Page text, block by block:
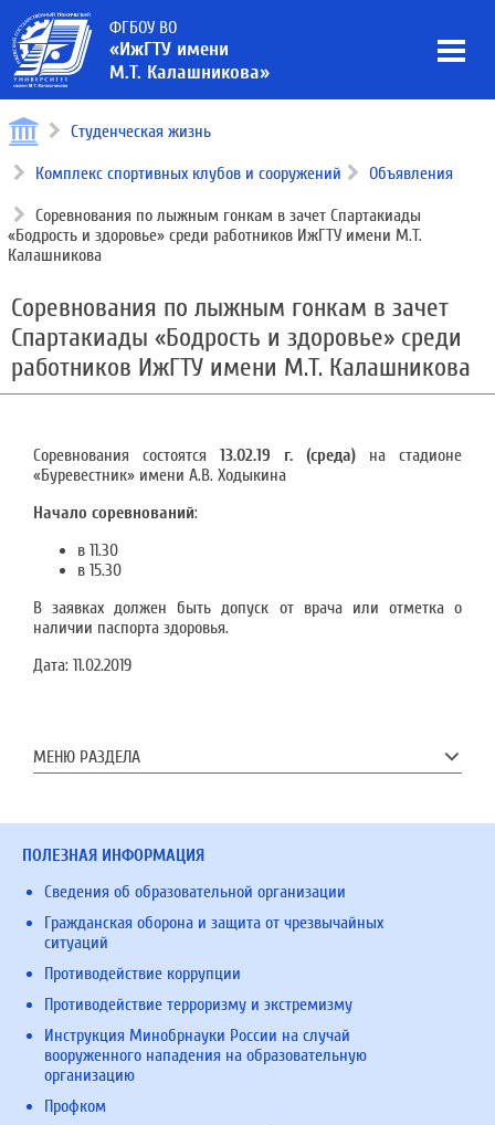
ФГБОУ ВО
«ИжГТУ имени
М.Т. Калашникова»
Студенческая жизнь
Комплекс спортивных клубов и сооружений Объявления
Соревнования по лыжным гонкам в зачет Спартакиады
«Бодрость и здоровье» среди работников ИжГТУ имени М.Т.
Калашникова
Соревнования по лыжным гонкам в зачет
Спартакиады «Бодрость и здоровье» среди
работников ИжГТУ имени М.Т. Калашникова
Соревнования состоятся 13.02.19 г. (среда) на стадионе
«Буревестник» имени А.В. Ходыкина
Начало соревнований:
в 11.30
в 15.30
В заявках должен быть допуск от врача или отметка о
наличии паспорта здоровья.
Дата: 11.02.2019
МЕНЮ РАЗДЕЛА
ПОЛЕЗНАЯ ИНФОРМАЦИЯ
Сведения об образовательной организации
Гражданская оборона и защита от чрезвычайных
ситуаций
Противодействие коррупции
Противодействие терроризму и экстремизму
Инструкция Минобрнауки России на случай
вооруженного нападения на образовательную
организацию
Профком